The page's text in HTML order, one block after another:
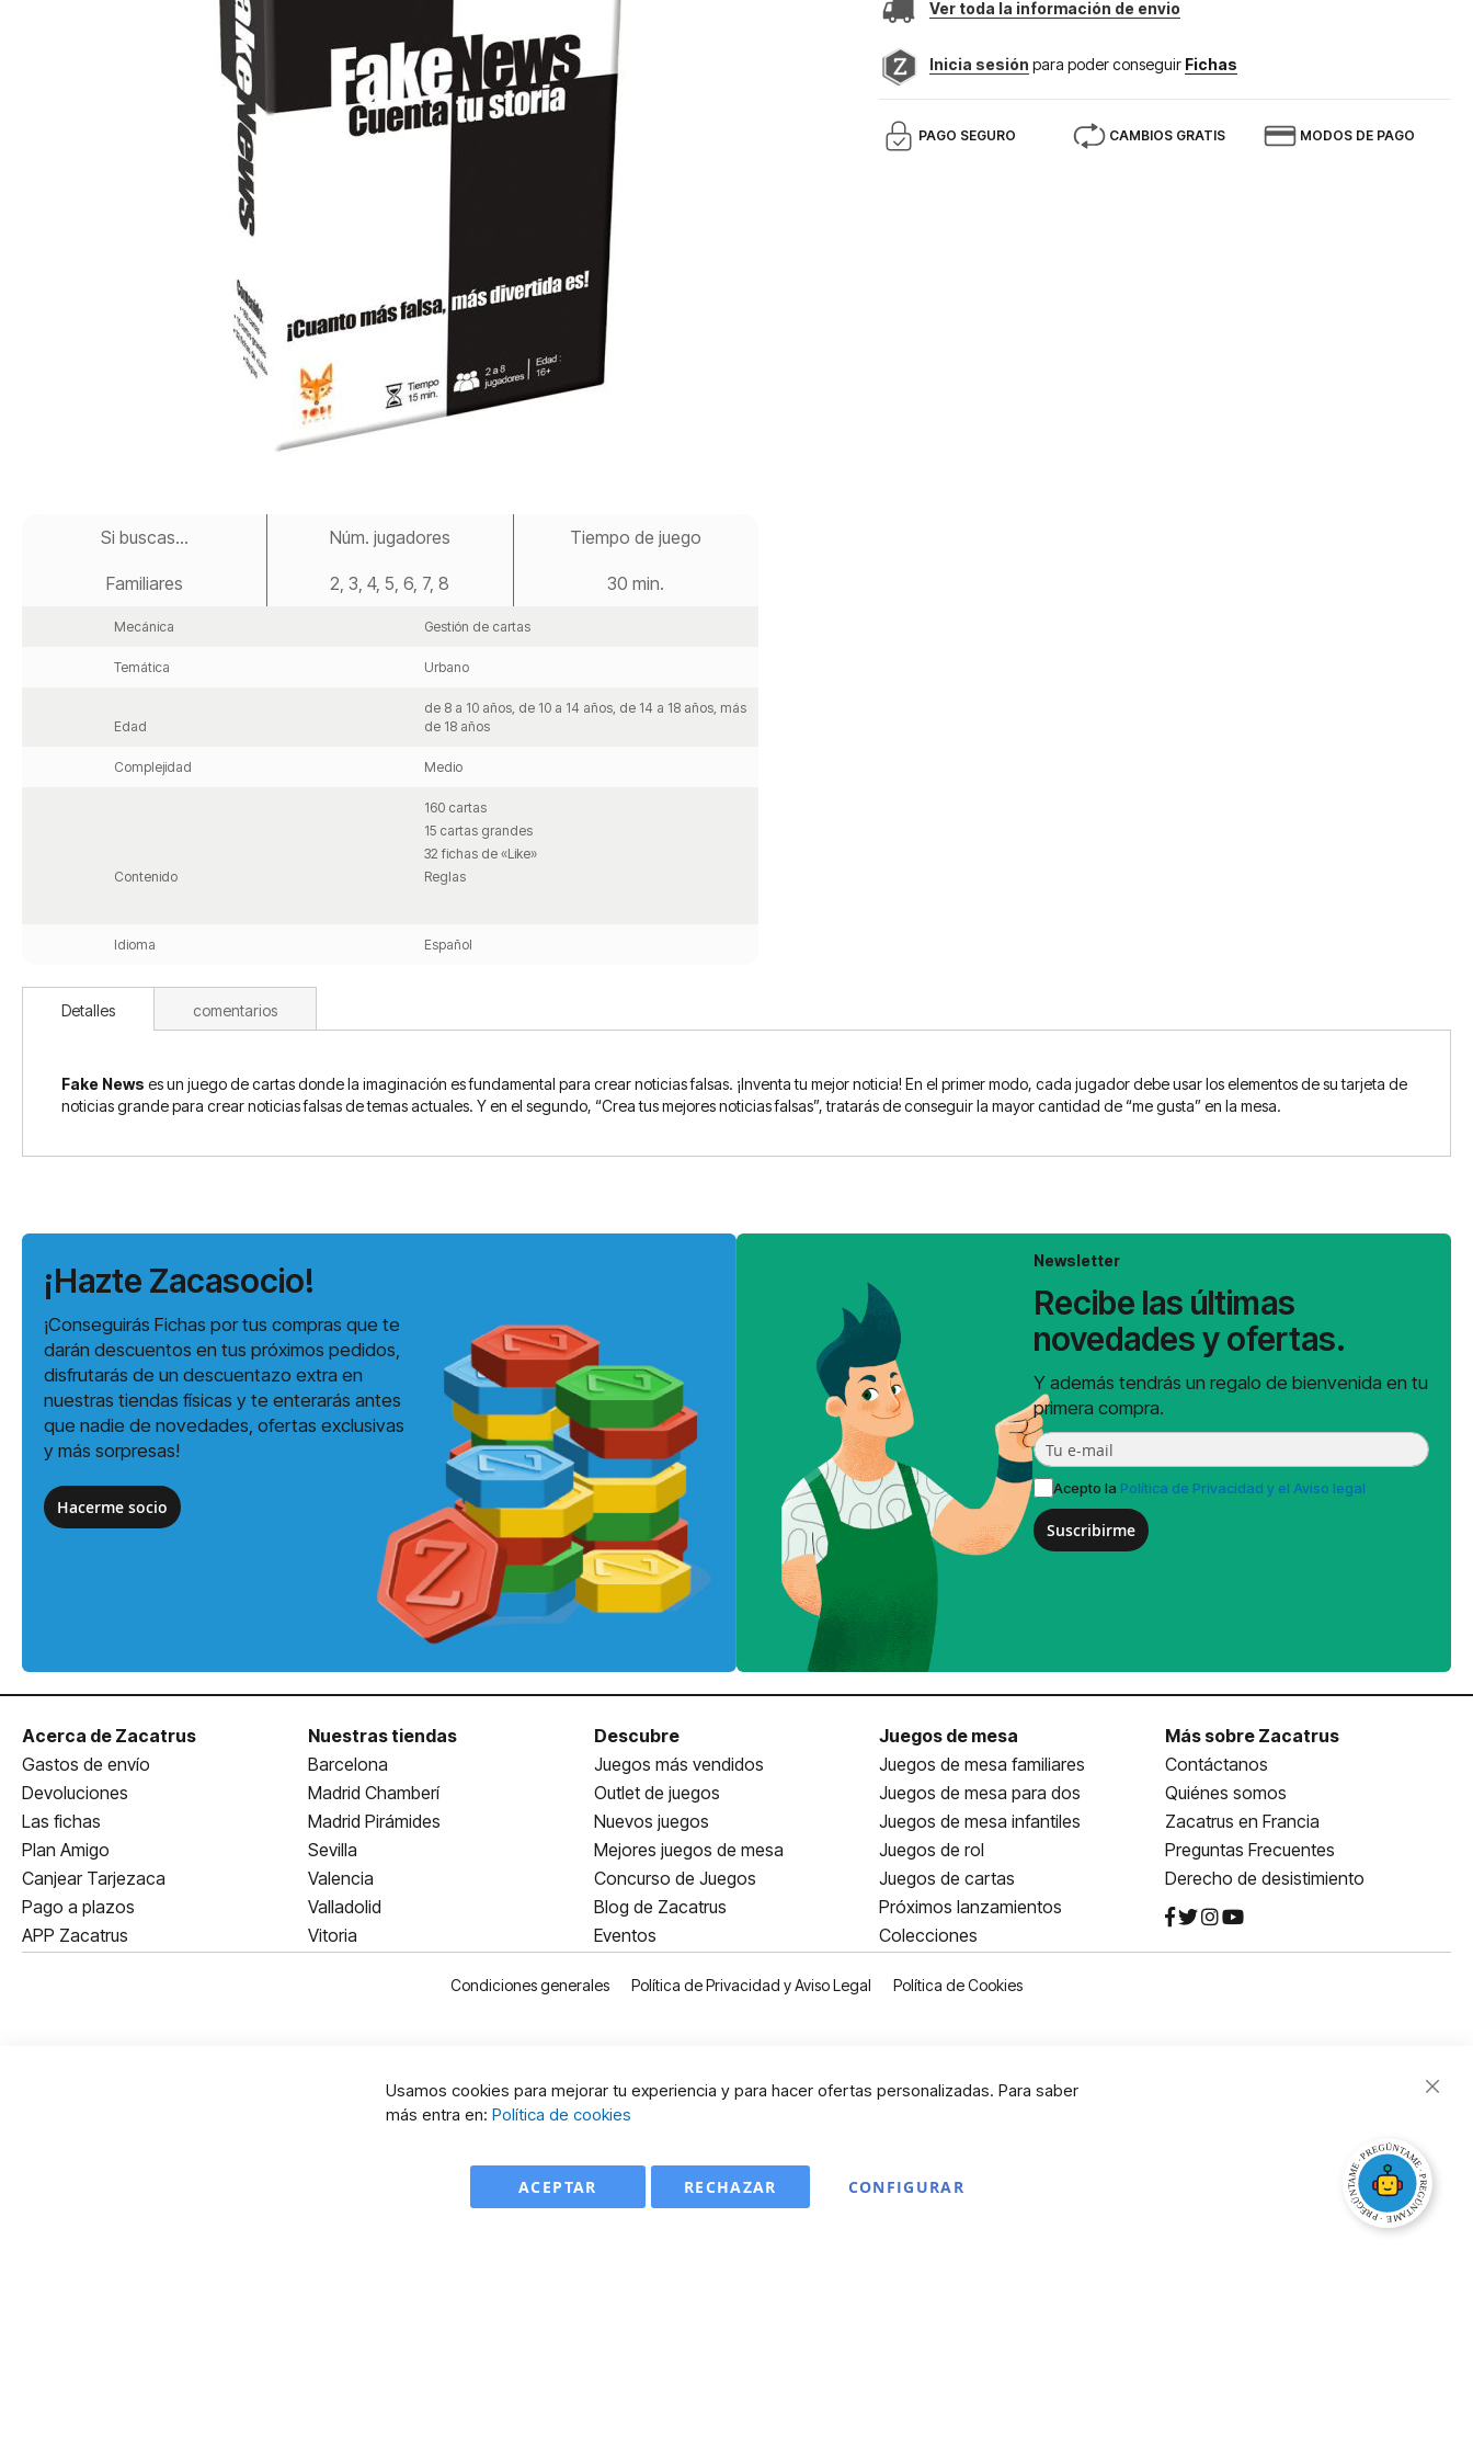
Ver toda la información de envio
Inicia sesión para poder conseguir Fichas
PAGO SEGURO CAMBIOS GRATIS MODOS DE PAGO
Si buscas...
Familiares
Núm. jugadores
2, 3, 4, 5, 6, 7, 8
Tiempo de juego
30 min.
Mecánica Gestión de cartas
Temática Urbano
Edad
de 8 a 10 años, de 10 a 14 años, de 14 a 18 años, más
de 18 años
Complejidad Medio
Contenido
160 cartas
15 cartas grandes
32 fichas de «Like»
Reglas
Idioma Español
Detalles
Fake News es un juego de cartas donde la imaginación es fundamental para crear noticias falsas. ¡Inventa tu mejor noticia! En el primer modo, cada jugador debe usar los elementos de su tarjeta de
noticias grande para crear noticias falsas de temas actuales. Y en el segundo, “Crea tus mejores noticias falsas”, tratarás de conseguir la mayor cantidad de “me gusta” en la mesa.
comentarios
¡Hazte Zacasocio!
¡Conseguirás Fichas por tus compras que te
darán descuentos en tus próximos pedidos,
disfrutarás de un descuentazo extra en
nuestras tiendas físicas y te enterarás antes
que nadie de novedades, ofertas exclusivas
y más sorpresas!
Hacerme socio
Newsletter
Recibe las últimas
novedades y ofertas.
Y además tendrás un regalo de bienvenida en tu
primera compra.
Acepto la Política de Privacidad y el Aviso legal
Suscribirme
Acerca de Zacatrus
Gastos de envío
Devoluciones
Las fichas
Plan Amigo
Canjear Tarjezaca
Pago a plazos
APP Zacatrus
Nuestras tiendas
Barcelona
Madrid Chamberí
Madrid Pirámides
Sevilla
Valencia
Valladolid
Vitoria
Descubre
Juegos más vendidos
Outlet de juegos
Nuevos juegos
Mejores juegos de mesa
Concurso de Juegos
Blog de Zacatrus
Eventos
Juegos de mesa
Juegos de mesa familiares
Juegos de mesa para dos
Juegos de mesa infantiles
Juegos de rol
Juegos de cartas
Próximos lanzamientos
Colecciones
Más sobre Zacatrus
Contáctanos
Quiénes somos
Zacatrus en Francia
Preguntas Frecuentes
Derecho de desistimiento
Condiciones generales Política de Privacidad y Aviso Legal Política de Cookies
Usamos cookies para mejorar tu experiencia y para hacer ofertas personalizadas. Para saber
más entra en: Política de cookies
ACEPTAR CONFIGURAR
RECHAZAR